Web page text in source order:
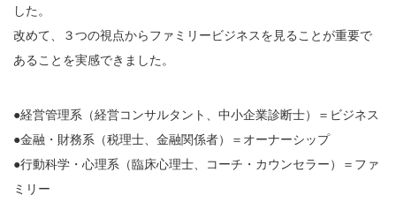
した。
改めて、３つの視点からファミリービジネスを見ることが重要で
あることを実感できました。
●経営管理系（経営コンサルタント、中小企業診断士）＝ビジネス
●金融・財務系（税理士、金融関係者）＝オーナーシップ
●行動科学・心理系（臨床心理士、コーチ・カウンセラー）＝ファ
ミリー